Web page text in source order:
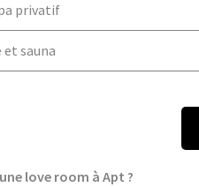
privatif
et sauna
love room à Apt ?